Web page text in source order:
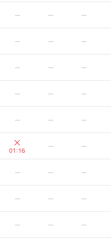
— — —
— — —
— — —
— — —
— — —
01:16
— —
— — —
— — —
— — —
104/440 /162 1/8
—